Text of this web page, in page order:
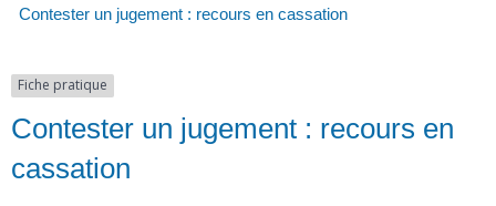
Contester un jugement : recours en cassation
Fiche pratique
Contester un jugement : recours en
cassation